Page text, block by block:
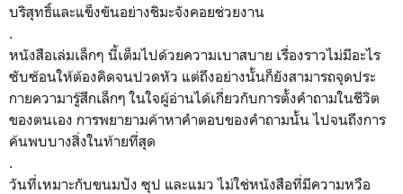
บริสุทธิ์และแข็งขันอย่างชิมะจังคอยช่วยงาน
.
หนังสือเล่มเล็กๆ นี้เต็มไปด้วยความเบาสบาย เรื่องราวไม่มีอะไร
ซับซ้อนให้ต้องคิดจนปวดหัว แต่ถึงอย่างนั้นก็ยังสามารถจุดประ
กายความารู้สึกเล็กๆ ในใจผู้อ่านได้เกี่ยวกับการตั้งคำถามในชีวิต
ของตนเอง การพยายามค้าหาคำตอบของคำถามนั้น ไปจนถึงการ
ค้นพบบางสิ่งในท้ายที่สุด
.
วันที่เหมาะกับขนมปัง ซุป และแมว ไม่ใช่หนังสือที่มีความหวือ